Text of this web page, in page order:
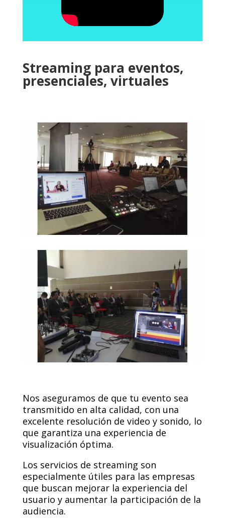
Streaming para eventos,
presenciales, virtuales
Nos aseguramos de que tu evento sea
transmitido en alta calidad, con una
excelente resolución de video y sonido, lo
que garantiza una experiencia de
visualización óptima.
Los servicios de streaming son
especialmente útiles para las empresas
que buscan mejorar la experiencia del
usuario y aumentar la participación de la
audiencia.